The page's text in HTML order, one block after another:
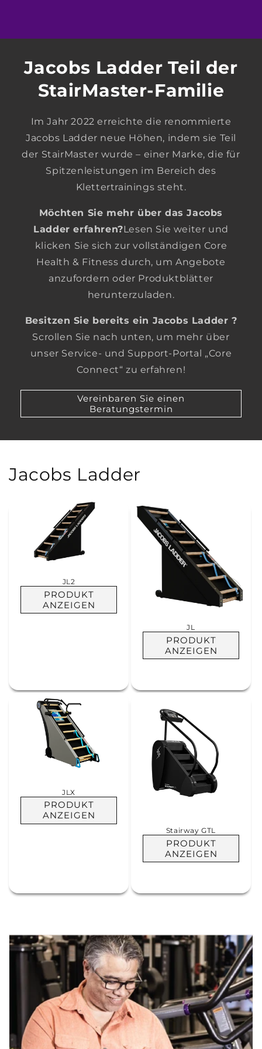
Jacobs Ladder Teil der
StairMaster-Familie
Im Jahr 2022 erreichte die renommierte
Jacobs Ladder neue Höhen, indem sie Teil
der StairMaster wurde – einer Marke, die für
Spitzenleistungen im Bereich des
Klettertrainings steht.
Möchten Sie mehr über das Jacobs
Ladder erfahren?Lesen Sie weiter und
klicken Sie sich zur vollständigen Core
Health & Fitness durch, um Angebote
anzufordern oder Produktblätter
herunterzuladen.
Besitzen Sie bereits ein Jacobs Ladder ?
Scrollen Sie nach unten, um mehr über
unser Service- und Support-Portal „Core
Connect“ zu erfahren!
Vereinbaren Sie einen
Beratungstermin
Jacobs Ladder
JL2
PRODUKT
ANZEIGEN
JL
PRODUKT
ANZEIGEN
JLX
PRODUKT
ANZEIGEN
Stairway GTL
PRODUKT
ANZEIGEN